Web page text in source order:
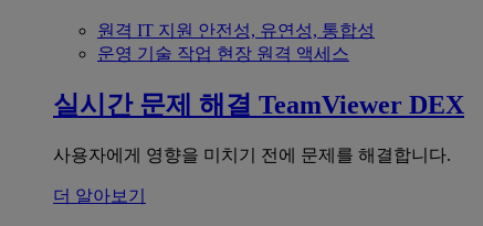
원격 IT 지원 안전성, 유연성, 통합성
운영 기술 작업 현장 원격 액세스
실시간 문제 해결 TeamViewer DEX
사용자에게 영향을 미치기 전에 문제를 해결합니다.
더 알아보기